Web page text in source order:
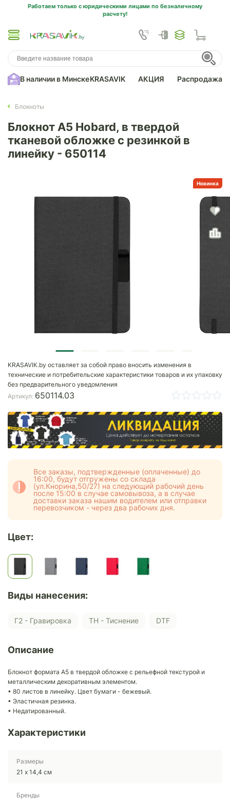
Работаем только с юридическими лицами по безналичному
расчету!
В наличии в МинскеKRASAVIK АКЦИЯ Распродажа
Блокноты
Блокнот А5 Hobard, в твердой
тканевой обложке c резинкой в
линейку - 650114
Новинка
KRASAVIK.by оставляет за собой право вносить изменения в
технические и потребительские характеристики товаров и их упаковку
без предварительного уведомления
Артикул: 650114.03
Все заказы, подтвержденные (оплаченные) до
16:00, будут отгружены со склада
(ул.Кнорина,50/27) на следующий рабочий день
после 15:00 в случае самовывоза, а в случае
доставки заказа нашим водителем или отправки
перевозчиком - через два рабочих дня.
Цвет:
Виды нанесения:
Г2 - Гравировка ТН - Тиснение DTF
Описание
Блокнот формата А5 в твердой обложке с рельефной текстурой и
металлическим декоративным элементом.
• 80 листов в линейку. Цвет бумаги - бежевый.
• Эластичная резинка.
• Недатированный.
Характеристики
Размеры
21 х 14,4 см
Бренды